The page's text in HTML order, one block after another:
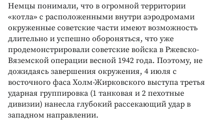
Немцы понимали, что в огромной территории
«котла» с расположенными внутри аэродромами
окруженные советские части имеют возможность
длительно и успешно обороняться, что уже
продемонстрировали советские войска в Ржевско-
Вяземской операции весной 1942 года. Поэтому, не
дожидаясь завершения окружения, 4 июля с
восточного фаса Холм-Жирковского выступа третья
ударная группировка (1 танковая и 2 пехотные
дивизии) нанесла глубокий рассекающий удар в
западном направлении.